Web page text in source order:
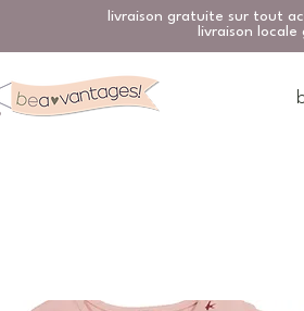
livraison gratuite sur tout
livraison